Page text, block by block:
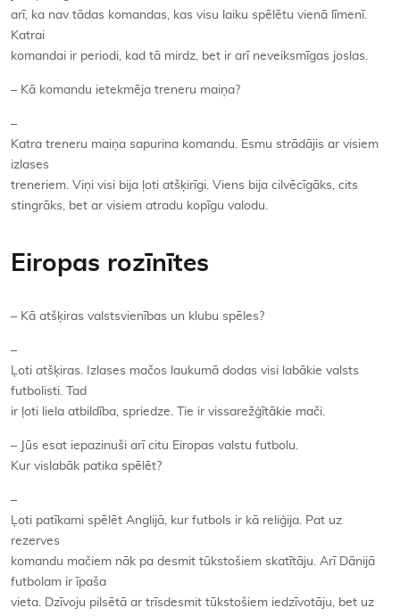
arī, ka nav tādas komandas, kas visu laiku spēlētu vienā līmenī.
Katrai
komandai ir periodi, kad tā mirdz, bet ir arī neveiksmīgas joslas.
– Kā komandu ietekmēja treneru maiņa?
–
Katra treneru maiņa sapurina komandu. Esmu strādājis ar visiem
izlases
treneriem. Viņi visi bija ļoti atšķirīgi. Viens bija cilvēcīgāks, cits
stingrāks, bet ar visiem atradu kopīgu valodu.
Eiropas rozīnītes
– Kā atšķiras valstsvienības un klubu spēles?
–
Ļoti atšķiras. Izlases mačos laukumā dodas visi labākie valsts
futbolisti. Tad
ir ļoti liela atbildība, spriedze. Tie ir vissarežģītākie mači.
– Jūs esat iepazinuši arī citu Eiropas valstu futbolu.
Kur vislabāk patika spēlēt?
–
Ļoti patīkami spēlēt Anglijā, kur futbols ir kā reliģija. Pat uz
rezerves
komandu mačiem nāk pa desmit tūkstošiem skatītāju. Arī Dānijā
futbolam ir īpaša
vieta. Dzīvoju pilsētā ar trīsdesmit tūkstošiem iedzīvotāju, bet uz